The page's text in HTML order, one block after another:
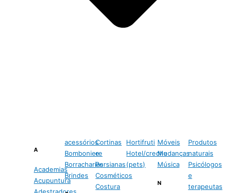
A
Academias
Acupuntura
acessórios
Bomboniere
Borracharias
Brindes
Cortinas
e
Persianas
Cosméticos
Costura
Hortifruti
Hotel/creche
(pets)
Móveis
Mudanças
Música
N
Produtos
naturais
Psicólogos
e
terapeutas